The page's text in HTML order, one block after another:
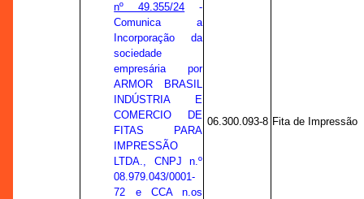
nº 49.355/24 -
Comunica a
Incorporação da
sociedade
empresária por
ARMOR BRASIL
INDÚSTRIA E
COMERCIO DE
FITAS PARA
IMPRESSÃO
LTDA., CNPJ n.º
08.979.043/0001-
72 e CCA n.os
06.300.093-8 Fita de Impressão